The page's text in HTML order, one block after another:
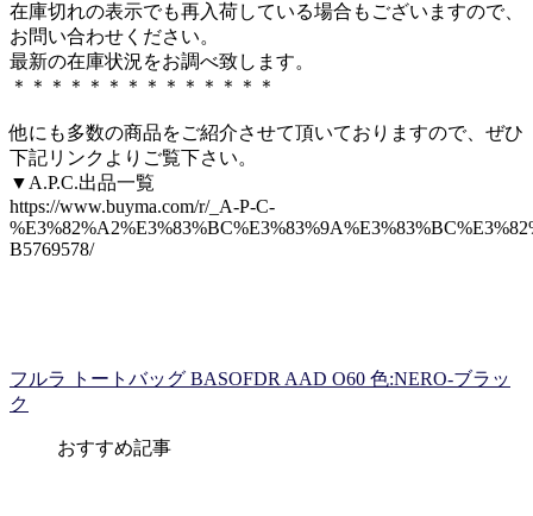
在庫切れの表示でも再入荷している場合もございますので、
お問い合わせください。
最新の在庫状況をお調べ致します。
＊＊＊＊＊＊＊＊＊＊＊＊＊＊
他にも多数の商品をご紹介させて頂いておりますので、ぜひ
下記リンクよりご覧下さい。
▼A.P.C.出品一覧
https://www.buyma.com/r/_A-P-C-
B5769578/
フルラ トートバッグ BASOFDR AAD O60 色:NERO-ブラッ
ク
おすすめ記事